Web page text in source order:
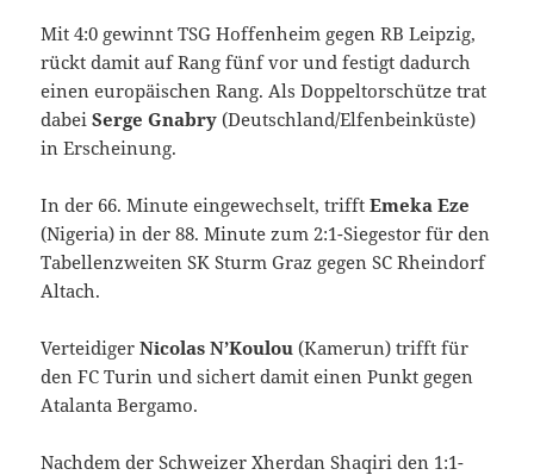
Mit 4:0 gewinnt TSG Hoffenheim gegen RB Leipzig,
rückt damit auf Rang fünf vor und festigt dadurch
einen europäischen Rang. Als Doppeltorschütze trat
dabeiSerge Gnabry (Deutschland/Elfenbeinküste)
in Erscheinung.
In der 66. Minute eingewechselt, trifftEmeka Eze
(Nigeria) in der 88. Minute zum 2:1-Siegestor für den
Tabellenzweiten SK Sturm Graz gegen SC Rheindorf
Altach.
VerteidigerNicolas N’Koulou (Kamerun) trifft für
den FC Turin und sichert damit einen Punkt gegen
Atalanta Bergamo.
Nachdem der Schweizer Xherdan Shaqiri den 1:1-